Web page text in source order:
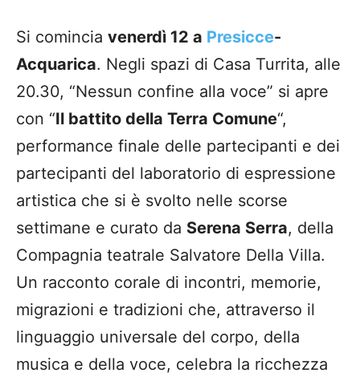
Si comincia venerdì 12 a Presicce-
Acquarica. Negli spazi di Casa Turrita, alle
20.30, “Nessun confine alla voce” si apre
con “Il battito della Terra Comune“,
performance finale delle partecipanti e dei
partecipanti del laboratorio di espressione
artistica che si è svolto nelle scorse
settimane e curato da Serena Serra, della
Compagnia teatrale Salvatore Della Villa.
Un racconto corale di incontri, memorie,
migrazioni e tradizioni che, attraverso il
linguaggio universale del corpo, della
musica e della voce, celebra la ricchezza